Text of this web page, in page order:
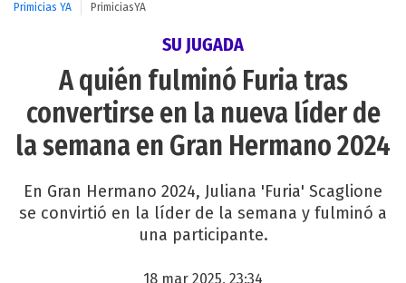
Primicias YA PrimiciasYA
SU JUGADA
A quién fulminó Furia tras
convertirse en la nueva líder de
la semana en Gran Hermano 2024
En Gran Hermano 2024, Juliana 'Furia' Scaglione
se convirtió en la líder de la semana y fulminó a
una participante.
18 mar 2025, 23:34